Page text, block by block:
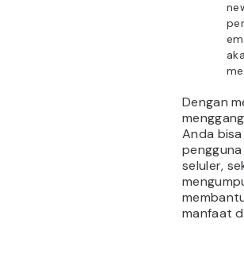
Dengan
Anda
seluler,
manfaat